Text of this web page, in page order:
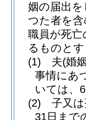
姻の届出
つた者を含
職員が死亡
るものと
(1)
夫(婚
事情にあ
いては、
(2)
子又
31日まで